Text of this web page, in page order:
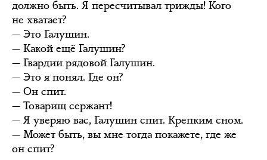
должно быть. Я пересчитывал трижды! Кого
не хватает?
— Это Галушин.
— Какой ещё Галушин?
— Гвардии рядовой Галушин.
— Это я понял. Где он?
— Он спит.
— Товарищ сержант!
— Я уверяю вас, Галушин спит. Крепким сном.
— Может быть, вы мне тогда покажете, где же
он спит?